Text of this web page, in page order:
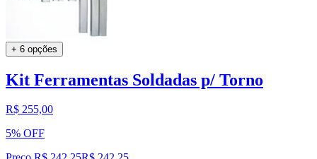
+ 6 opções
Kit Ferramentas Soldadas p/ Torno
R$ 255,00
5% OFF